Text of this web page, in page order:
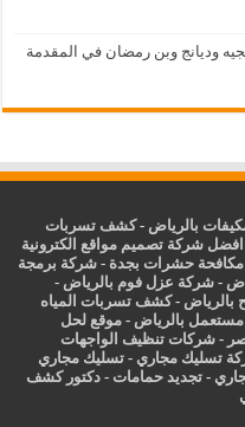
بالرياض -كشف تسربات
افضل شركة تصميم مواقع الكترونية
حشرات بجدة -شركة برمجة
-شركة عزل فوم بالرياض -
-كشف تسربات المياه
بالرياض - موقع لحل
-شركات تنظيف الواجهات
تسليك مجاري -تسليك مجاري
-تجديد حمامات -دكتور كشف